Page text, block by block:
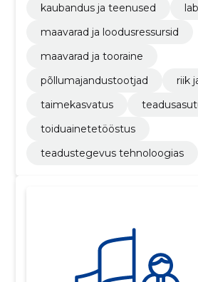
kaubandus ja teenused
maavarad ja loodusressursid
maavarad ja tooraine
põllumajandustootjad
riik
taimekasvatus
toiduainetetööstus
teadustegevus tehnoloogias